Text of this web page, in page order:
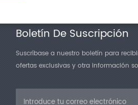
Boletín De Suscripción
Suscríbase a nuestro boletín para
ofertas exclusivas y otra información